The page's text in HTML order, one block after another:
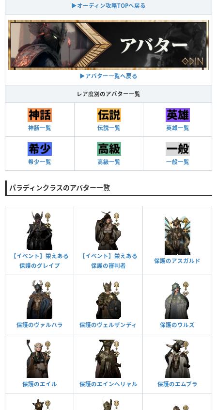
▶オーディン攻略TOPへ戻る
▶アバター一覧へ戻る
レア度別のアバター一覧
神話一覧 伝説一覧 英雄一覧
希少一覧 高級一覧 一般一覧
パラディンクラスのアバター一覧
【イベント】栄えある
保護のグレイプ
【イベント】栄えある
保護の審判者
保護のアスガルド
保護のヴァルハラ 保護のヴェルザンディ 保護のウルズ
保護のエイル 保護のエインヘリャル 保護のエムブラ